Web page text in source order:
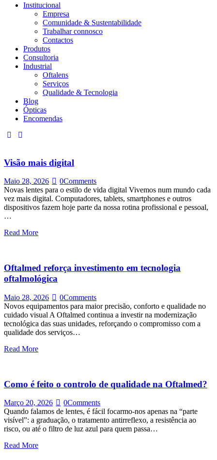
Institucional
Empresa
Comunidade & Sustentabilidade
Trabalhar connosco
Contactos
Produtos
Consultoria
Industrial
Oftalens
Serviços
Qualidade & Tecnologia
Blog
Ópticas
Encomendas
linkedin
mail
Visão mais digital
Maio 28, 2026 0Comments
Novas lentes para o estilo de vida digital Vivemos num mundo cada
vez mais digital. Computadores, tablets, smartphones e outros
dispositivos fazem hoje parte da nossa rotina profissional e pessoal,
…
Read More
Oftalmed reforça investimento em tecnologia
oftalmológica
Maio 28, 2026 0Comments
Novos equipamentos para maior precisão, conforto e qualidade no
cuidado visual A Oftalmed continua a investir na modernização
tecnológica das suas unidades, reforçando o compromisso com a
qualidade dos serviços…
Read More
Como é feito o controlo de qualidade na Oftalmed?
Março 20, 2026 0Comments
Quando falamos de lentes, é fácil focarmo-nos apenas na “parte
visível”: a graduação, o tratamento antirreflexo, a resistência ao
risco, ou até o filtro de luz azul para quem passa…
Read More